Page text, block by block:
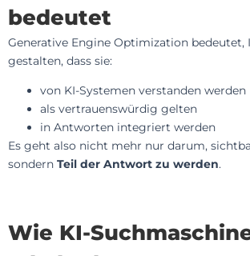
bedeutet
Generative Engine Optimization bedeutet,
gestalten, dass sie:
von KI-Systemen verstanden werden
als vertrauenswürdig gelten
in Antworten integriert werden
Es geht also nicht mehr nur darum,
sondern Teil der Antwort zu werden.
Wie KI-